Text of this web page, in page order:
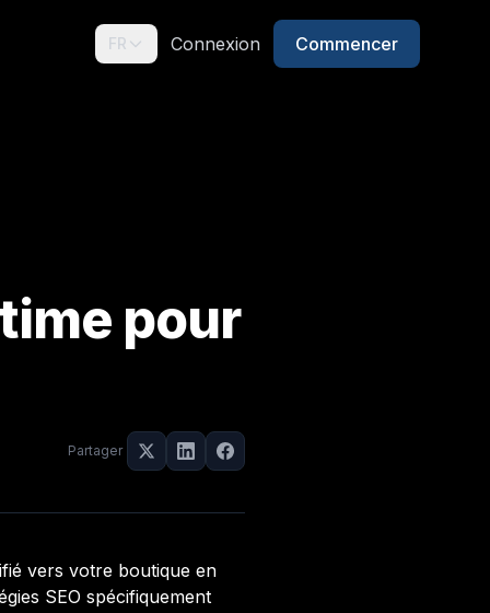
FR Connexion Commencer
pour
Partager
vers votre boutique en
SEO spécifiquement